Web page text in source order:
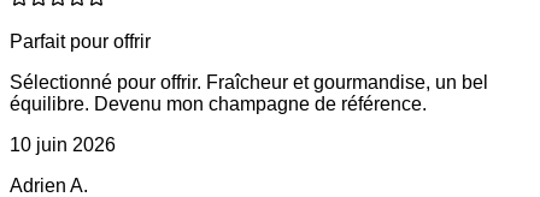
Parfait pour offrir
Sélectionné pour offrir. Fraîcheur et gourmandise, un bel
équilibre. Devenu mon champagne de référence.
10 juin 2026
Adrien A.